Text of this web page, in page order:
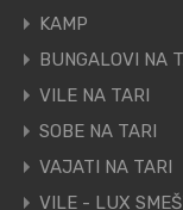
KAMP
BUNGALOVI NA
VILE NA TARI
SOBE NA TARI
VAJATI NA TARI
VILE - LUX